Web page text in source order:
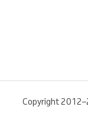
Copyright